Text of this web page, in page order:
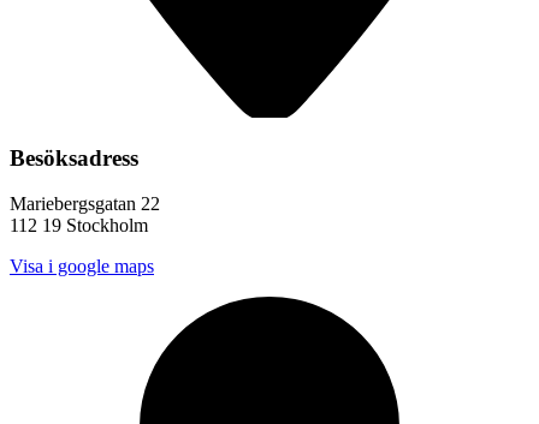
Besöksadress
Mariebergsgatan 22
112 19 Stockholm
Visa i google maps